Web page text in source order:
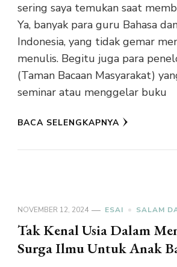
sering saya temukan saat
Ya, banyak para guru Bahasa
Indonesia, yang tidak gemar
menulis. Begitu juga para
(Taman Bacaan Masyarakat)
seminar atau menggelar buku
BACA SELENGKAPNYA
NOVEMBER 12, 2024 ESAI SALAM
Tak Kenal Usia Dalam
Surga Ilmu Untuk Anak